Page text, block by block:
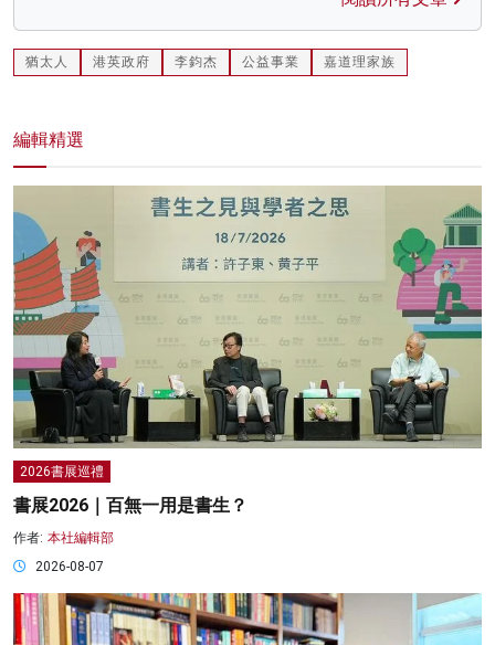
猶太人 港英政府 李鈞杰 公益事業 嘉道理家族
編輯精選
2026書展巡禮
書展2026｜百無一用是書生？
作者: 本社編輯部
2026-08-07